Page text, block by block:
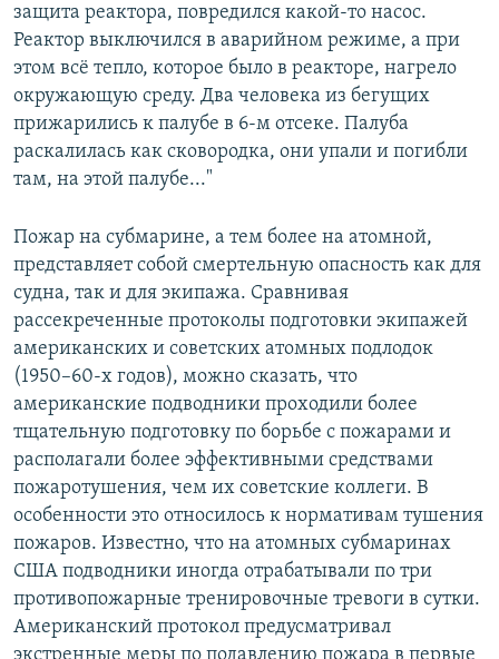
защита реактора, повредился какой-то насос.
Реактор выключился в аварийном режиме, а при
этом всё тепло, которое было в реакторе, нагрело
окружающую среду. Два человека из бегущих
прижарились к палубе в 6-м отсеке. Палуба
раскалилась как сковородка, они упали и погибли
там, на этой палубе..."
Пожар на субмарине, а тем более на атомной,
представляет собой смертельную опасность как для
судна, так и для экипажа. Сравнивая
рассекреченные протоколы подготовки экипажей
американских и советских атомных подлодок
(1950–60-х годов), можно сказать, что
американские подводники проходили более
тщательную подготовку по борьбе с пожарами и
располагали более эффективными средствами
пожаротушения, чем их советские коллеги. В
особенности это относилось к нормативам тушения
пожаров. Известно, что на атомных субмаринах
США подводники иногда отрабатывали по три
противопожарные тренировочные тревоги в сутки.
Американский протокол предусматривал
экстренные меры по подавлению пожара в первые